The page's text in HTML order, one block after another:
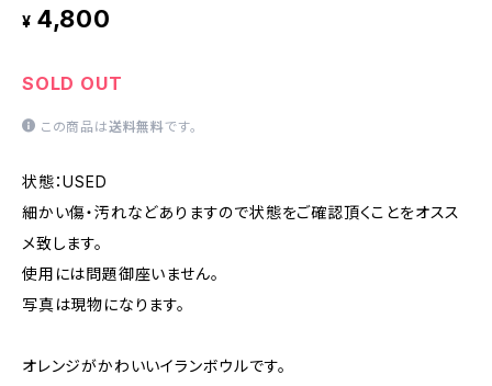
¥ 4,800
SOLD OUT
この商品は送料無料です。
状態：USED
細かい傷・汚れなどありますので状態をご確認頂くことをオスス
メ致します。
使用には問題御座いません。
写真は現物になります。
オレンジがかわいいイランボウルです。